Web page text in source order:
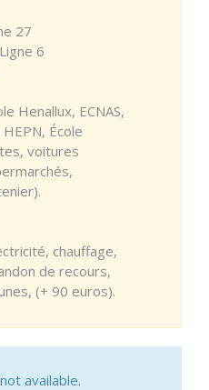
27
6
Henallux, ECNAS,
École
voitures
chauffage,
de recours,
(+ 90 euros).
available.